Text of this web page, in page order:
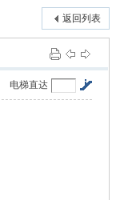
返回列表
电梯直达